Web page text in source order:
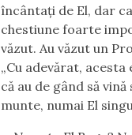
încântaţi de El, dar
chestiune foarte
văzut. Au văzut un
„Cu adevărat,
că au de gând să
munte, numai El